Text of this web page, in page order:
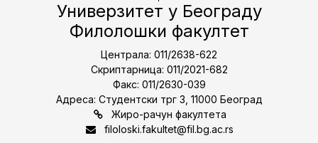
Универзитет у Београду
Филолошки факултет
Централа: 011/2638-622
Скриптарница: 011/2021-682
Факс: 011/2630-039
Адреса: Студентски трг 3, 11000 Београд
Жиро-рачун факултета
filoloski.fakultet@fil.bg.ac.rs